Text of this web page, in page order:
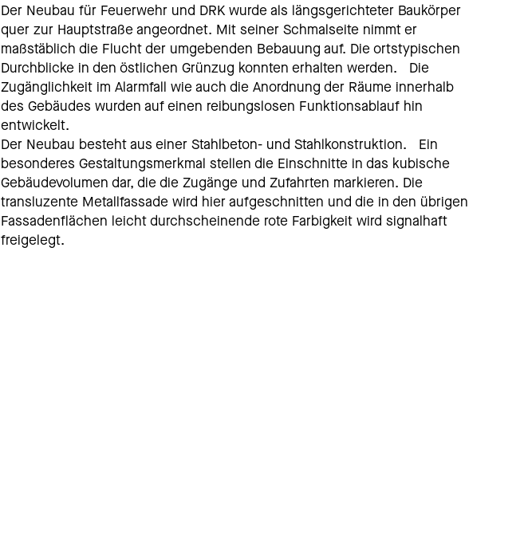
Der Neubau für Feuerwehr und DRK wurde als längsgerichteter Baukörper
quer zur Hauptstraße angeordnet. Mit seiner Schmalseite nimmt er
maßstäblich die Flucht der umgebenden Bebauung auf. Die ortstypischen
Durchblicke in den östlichen Grünzug konnten erhalten werden. Die
Zugänglichkeit im Alarmfall wie auch die Anordnung der Räume innerhalb
des Gebäudes wurden auf einen reibungslosen Funktionsablauf hin
entwickelt.
Der Neubau besteht aus einer Stahlbeton- und Stahlkonstruktion. Ein
besonderes Gestaltungsmerkmal stellen die Einschnitte in das kubische
Gebäudevolumen dar, die die Zugänge und Zufahrten markieren. Die
transluzente Metallfassade wird hier aufgeschnitten und die in den übrigen
Fassadenflächen leicht durchscheinende rote Farbigkeit wird signalhaft
freigelegt.